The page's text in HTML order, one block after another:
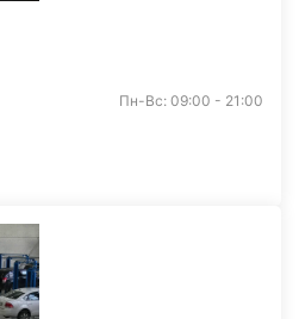
Пн-Вс: 09:00 - 21:00